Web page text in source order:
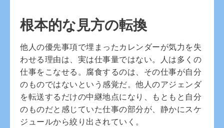
根本的な見方の転換
他人の優先事項で埋まったカレンダーが気力を失
わせる理由は、実は仕事量ではない。人は多くの
仕事をこなせる。腐食するのは、その仕事が自分
のものではないという感覚だ。他人のアジェンダ
を転送するだけの中継地点になり、もともと自分
のものだと感じていた仕事の部分が、静かにスケ
ジュールから絞り出されていく。